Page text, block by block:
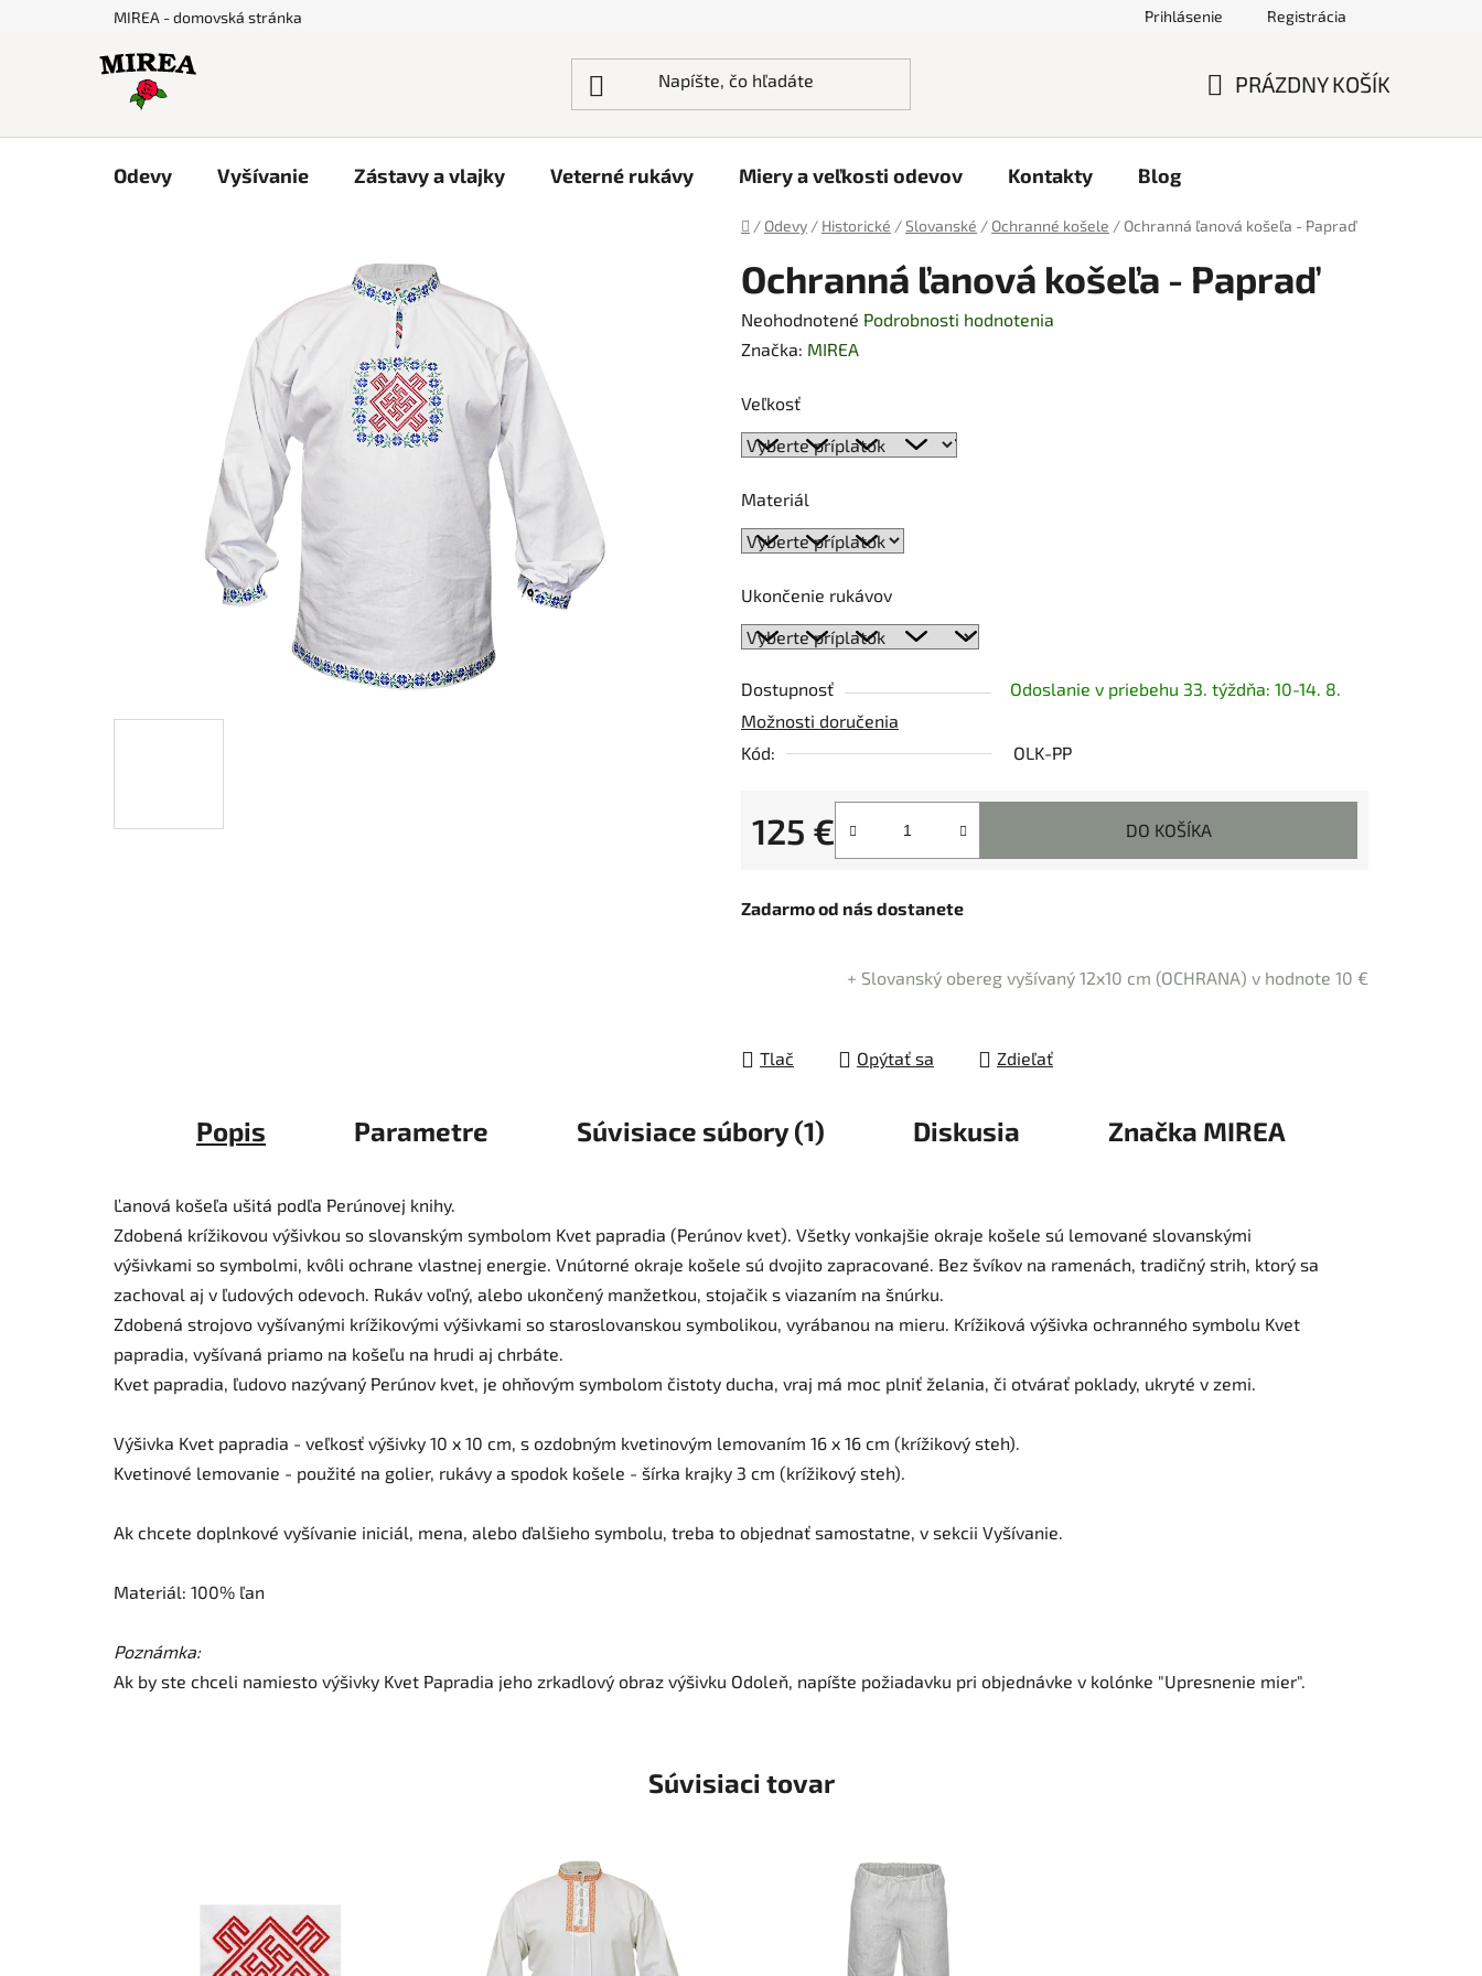
MIREA - domovská stránka Prihlásenie Registrácia
PRÁZDNY KOŠÍK
Odevy Vyšívanie Zástavy a vlajky Veterné rukávy Miery a veľkosti odevov Kontakty Blog
Domov
/ Odevy / Historické /Slovanské / Ochranné košele / Ochranná ľanová košeľa - Papraď
Ochranná ľanová košeľa - Papraď
Priemerné
hodnotenie
je
0,0
5
hviezdičiek.
Neohodnotené Podrobnosti hodnotenia
Značka: MIREA
Veľkosť
Materiál
Ukončenie rukávov
Dostupnosť
Odoslanie v priebehu 33. týždňa: 10-14. 8.
Možnosti doručenia
Kód:
OLK-PP
125 €
Jednotková cena:
DO KOŠÍKA
Zadarmo od nás dostanete
+ Slovanský obereg vyšívaný 12x10 cm (OCHRANA) v hodnote 10 €
Tlač Opýtať sa Zdieľať
Popis Parametre Súvisiace súbory (1) Diskusia Značka MIREA
Ľanová košeľa ušitá podľa Perúnovej knihy.
Zdobená krížikovou výšivkou so slovanským symbolom Kvet papradia (Perúnov kvet). Všetky vonkajšie okraje košele sú lemované slovanskými
výšivkami so symbolmi, kvôli ochrane vlastnej energie. Vnútorné okraje košele sú dvojito zapracované. Bez švíkov na ramenách, tradičný strih, ktorý sa
zachoval aj v ľudových odevoch. Rukáv voľný, alebo ukončený manžetkou, stojačik s viazaním na šnúrku.
Zdobená strojovo vyšívanými krížikovými výšivkami so staroslovanskou symbolikou, vyrábanou na mieru. Krížiková výšivka ochranného symbolu Kvet
papradia, vyšívaná priamo na košeľu na hrudi aj chrbáte.
Kvet papradia, ľudovo nazývaný Perúnov kvet, je ohňovým symbolom čistoty ducha, vraj má moc plniť želania, či otvárať poklady, ukryté v zemi.
Výšivka Kvet papradia - veľkosť výšivky 10 x 10 cm, s ozdobným kvetinovým lemovaním 16 x 16 cm (krížikový steh).
Kvetinové lemovanie - použité na golier, rukávy a spodok košele - šírka krajky 3 cm (krížikový steh).
Ak chcete doplnkové vyšívanie iniciál, mena, alebo ďalšieho symbolu, treba to objednať samostatne, v sekcii Vyšívanie.
Materiál: 100% ľan
Poznámka:
Ak by ste chceli namiesto výšivky Kvet Papradia jeho zrkadlový obraz výšivku Odoleň, napíšte požiadavku pri objednávke v kolónke "Upresnenie mier".
Súvisiaci tovar